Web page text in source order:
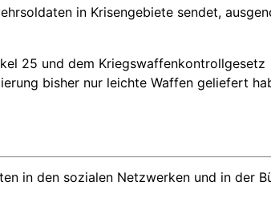
in Krisengebiete sendet,
25 und dem
bisher nur leichte Waffen geliefert
in den sozialen Netzwerken und in der